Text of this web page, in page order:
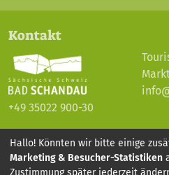
Kontakt
+49 35022 900-30
© 2026 Alle Rechte
Hallo! Könnten wir bitte einige
Marketing & Besucher-Statistiken
Zustimmung später jederzeit